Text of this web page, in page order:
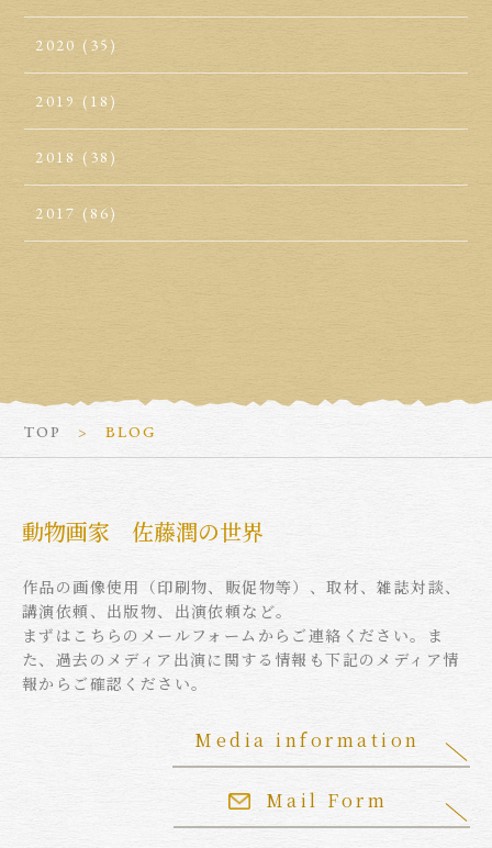
2020 (35)
2019 (18)
2018 (38)
2017 (86)
TOP BLOG
動物画家 佐藤潤の世界
作品の画像使用（印刷物、販促物等）、取材、雑誌対談、
講演依頼、出版物、出演依頼など。
まずはこちらのメールフォームからご連絡ください。ま
た、過去のメディア出演に関する情報も下記のメディア情
報からご確認ください。
Mail Form
Media information